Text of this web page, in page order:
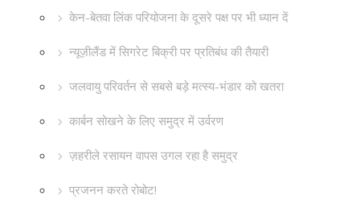
केन-बेतवा लिंक परियोजना के दूसरे पक्ष पर भी ध्यान दें
न्यूज़ीलैंड में सिगरेट बिक्री पर प्रतिबंध की तैयारी
जलवायु परिवर्तन से सबसे बड़े मत्स्य-भंडार को खतरा
कार्बन सोखने के लिए समुद्र में उर्वरण
ज़हरीले रसायन वापस उगल रहा है समुद्र
प्रजनन करते रोबोट!